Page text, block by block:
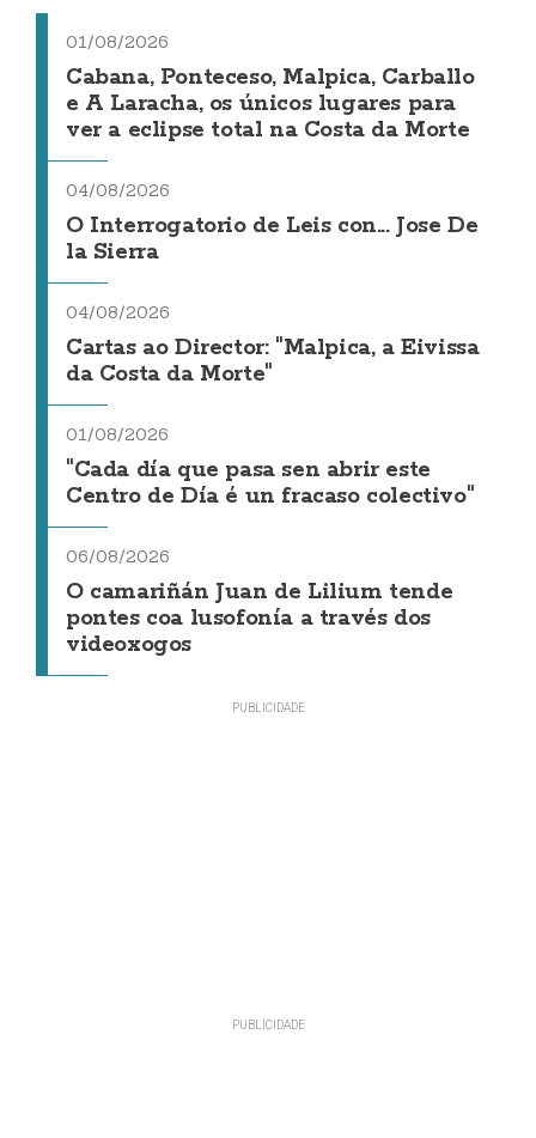
01/08/2026
Cabana, Ponteceso, Malpica, Carballo
e A Laracha, os únicos lugares para
ver a eclipse total na Costa da Morte
04/08/2026
O Interrogatorio de Leis con... Jose De
la Sierra
04/08/2026
Cartas ao Director: "Malpica, a Eivissa
da Costa da Morte"
01/08/2026
"Cada día que pasa sen abrir este
Centro de Día é un fracaso colectivo"
06/08/2026
O camariñán Juan de Lilium tende
pontes coa lusofonía a través dos
videoxogos